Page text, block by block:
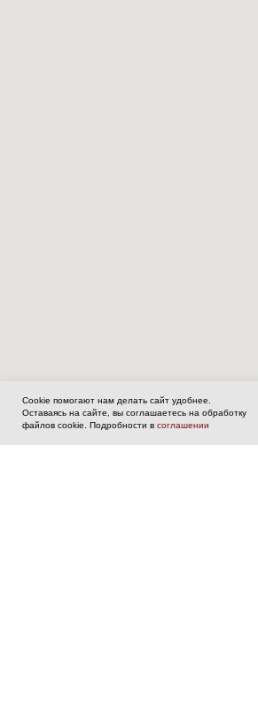
Главная Каталог
Beauty
Салон
Партнёрство
Cookie помогают нам делать сайт удобнее.
Оставаясь на сайте, вы соглашаетесь на обработку
файлов cookie. Подробности в соглашении